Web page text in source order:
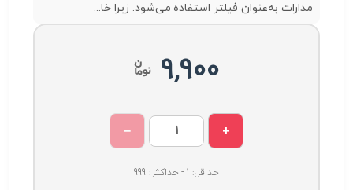
مدارات به‌عنوان فیلتر استفاده می‌شود. زیرا خا...
9,900
+
−
حداقل: 1 - حداکثر: 999